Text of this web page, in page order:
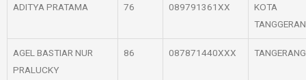
ADITYA PRATAMA 76 089791361XX
KOTA
AGEL BASTIAR NUR
PRALUCKY
86 087871440XXX TANGERANG